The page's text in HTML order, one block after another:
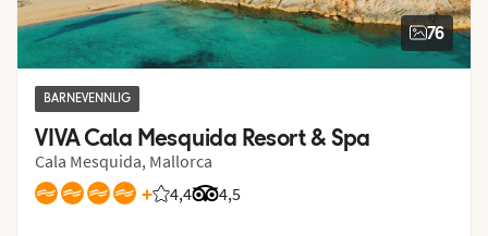
76
BARNEVENNLIG
VIVA Cala Mesquida Resort & Spa
Cala Mesquida, Mallorca
+ 4,4
Vurdering fra Vings gjester: 4.355/5
4,5
Vurdering fra Tripadvisor: 4.5 of 5